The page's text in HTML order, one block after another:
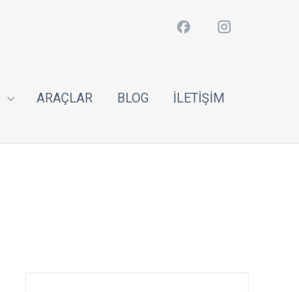
ARAÇLAR BLOG İLETIŞIM